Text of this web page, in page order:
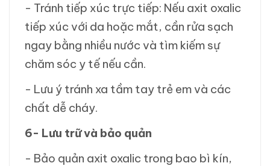
- Tránh tiếp xúc trực tiếp: Nếu axit oxalic
tiếp xúc với da hoặc mắt, cần rửa sạch
ngay bằng nhiều nước và tìm kiếm sự
chăm sóc y tế nếu cần.
- Lưu ý tránh xa tầm tay trẻ em và các
chất dễ cháy.
6- Lưu trữ và bảo quản
- Bảo quản axit oxalic trong bao bì kín,